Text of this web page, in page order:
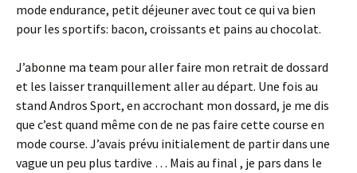
mode endurance, petit déjeuner avec tout ce qui va bien
pour les sportifs: bacon, croissants et pains au chocolat.
J’abonne ma team pour aller faire mon retrait de dossard
et les laisser tranquillement aller au départ. Une fois au
stand Andros Sport, en accrochant mon dossard, je me dis
que c’est quand même con de ne pas faire cette course en
mode course. J’avais prévu initialement de partir dans une
vague un peu plus tardive … Mais au final , je pars dans le